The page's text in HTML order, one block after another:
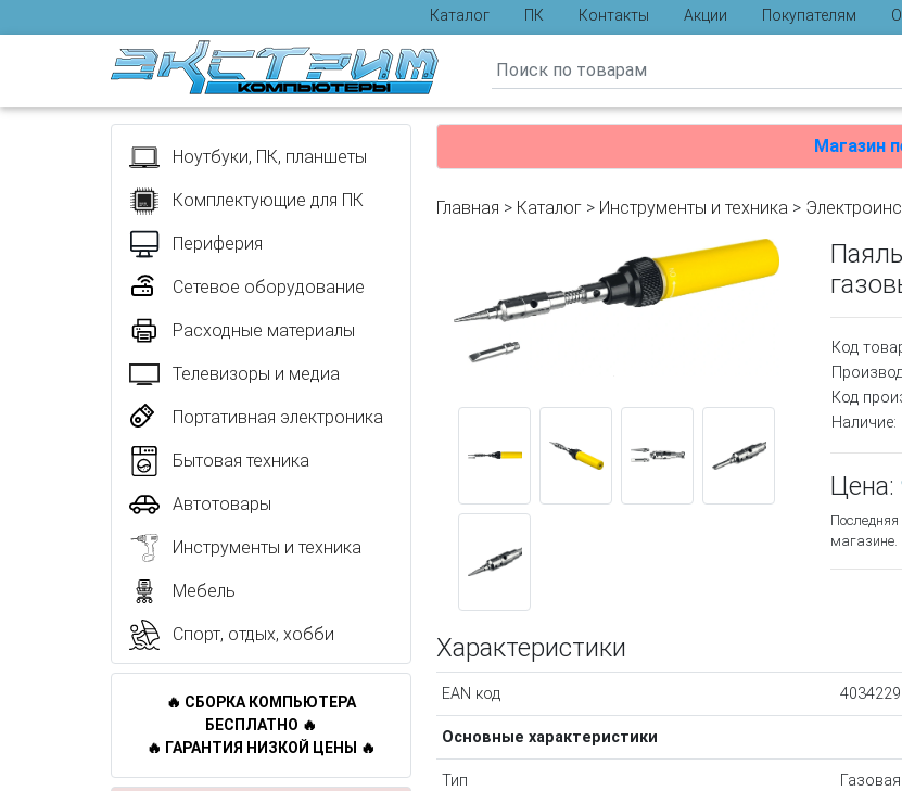
Каталог ПК Контакты Акции Покупателям
Отзывы
Ноутбуки, ПК, планшеты
Комплектующие для ПК
Периферия
Сетевое оборудование
Расходные материалы
Телевизоры и медиа
Портативная электроника
Бытовая техника
Автотовары
Инструменты и техника
Мебель
Спорт, отдых, хобби
🔥 СБОРКА КОМПЬЮТЕРА
БЕСПЛАТНО 🔥
🔥 ГАРАНТИЯ НИЗКОЙ ЦЕНЫ 🔥
Магазин
Главная > Каталог > Инструменты и техника >
Код
Код
Наличие:
Цена:
магазине.
Характеристики
EAN код
Основные характеристики
Тип